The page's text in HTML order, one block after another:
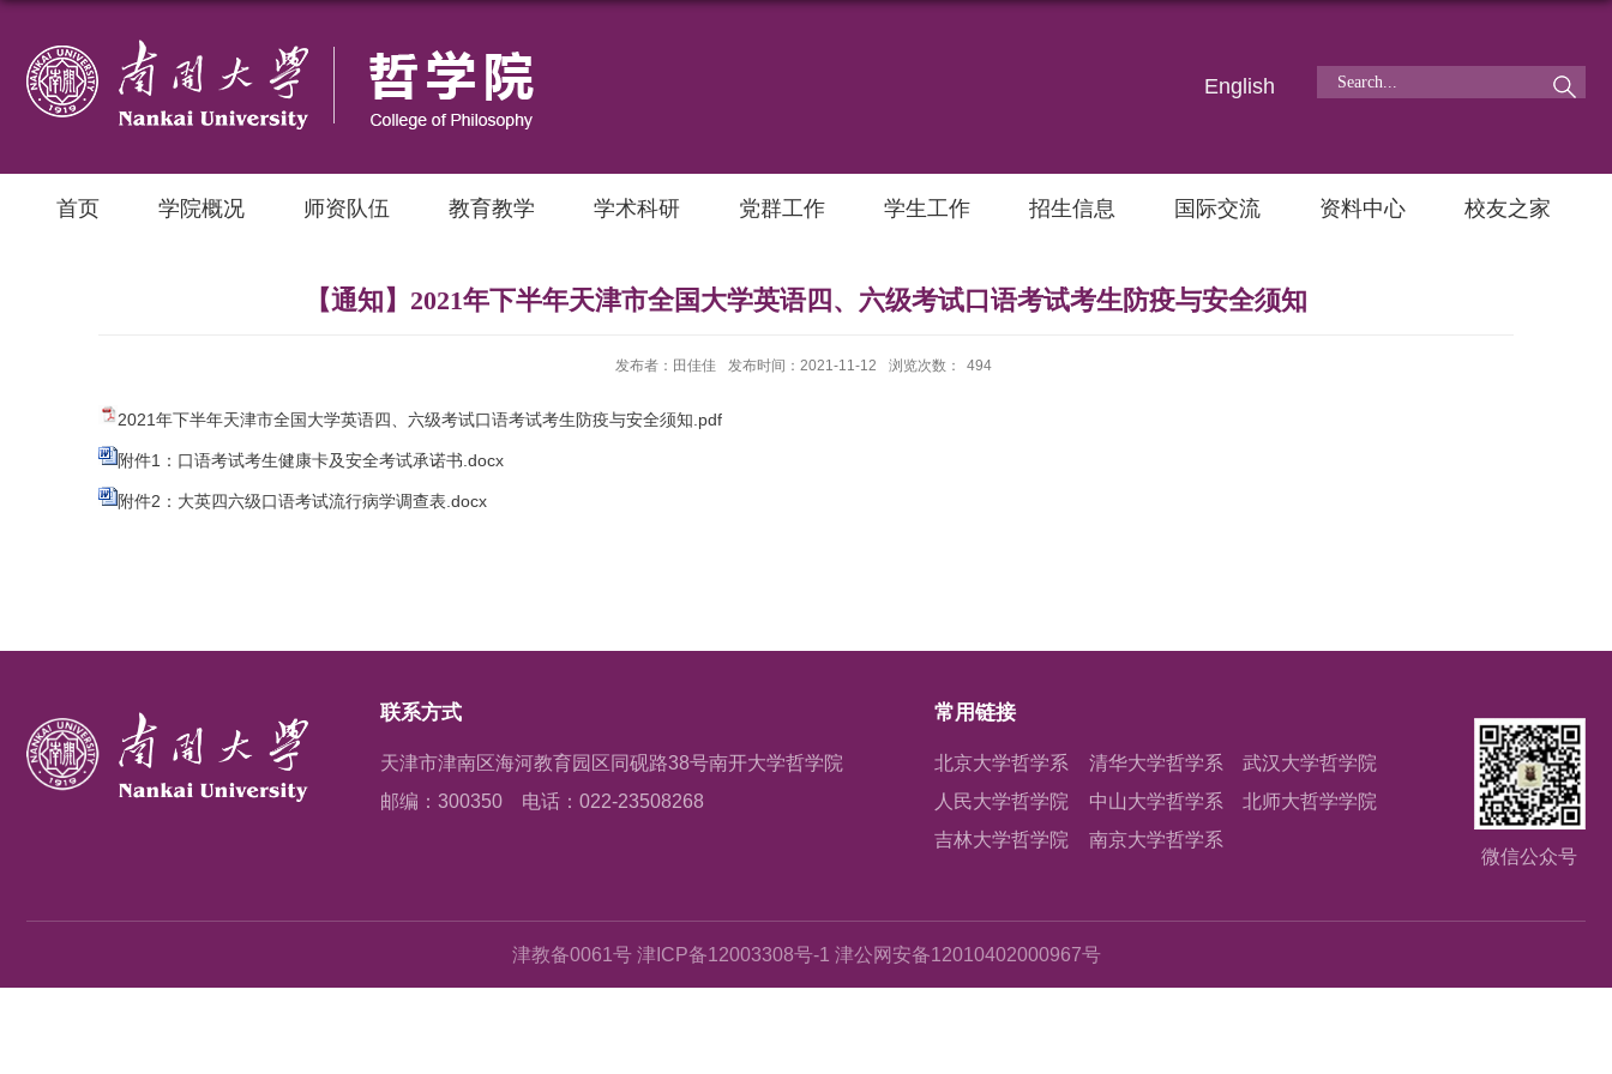
English
首页 学院概况 师资队伍 教育教学 学术科研 党群工作 学生工作 招生信息 国际交流 资料中心 校友之家
【通知】2021年下半年天津市全国大学英语四、六级考试口语考试考生防疫与安全须知
发布者：田佳佳 发布时间：2021-11-12 浏览次数： 494
2021年下半年天津市全国大学英语四、六级考试口语考试考生防疫与安全须知.pdf
附件1：口语考试考生健康卡及安全考试承诺书.docx
附件2：大英四六级口语考试流行病学调查表.docx
联系方式
天津市津南区海河教育园区同砚路38号南开大学哲学院
邮编：300350
电话：022-23508268
常用链接
北京大学哲学系 清华大学哲学系
武汉大学哲学院
人民大学哲学院
中山大学哲学系
北师大哲学学院
吉林大学哲学院
南京大学哲学系
微信公众号
津教备0061号 津ICP备12003308号-1 津公网安备12010402000967号